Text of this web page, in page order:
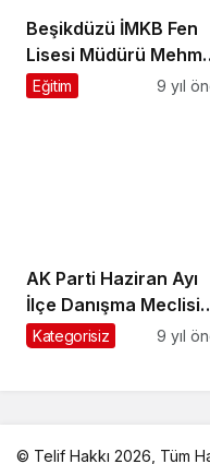
Beşikdüzü İMKB Fen
Lisesi Müdürü
Halcı’yı ziyaret ettik
Eğitim 9 yıl
AK Parti Haziran Ayı
İlçe Danışma Meclisi
Toplantısı yapıldı
Kategorisiz 9 yıl
© Telif Hakkı 2026, Tüm